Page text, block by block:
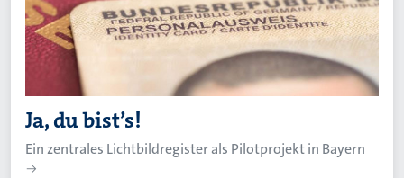
Ja, du bist’s!
Ein zentrales Lichtbildregister als Pilotprojekt in Bayern